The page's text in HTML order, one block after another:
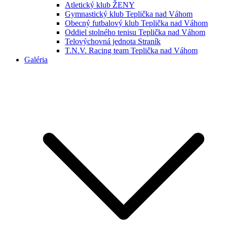
Atletický klub ŽENY
Gymnastický klub Teplička nad Váhom
Obecný futbalový klub Teplička nad Váhom
Oddiel stolného tenisu Teplička nad Váhom
Telovýchovná jednota Straník
T.N.V. Racing team Teplička nad Váhom
Galéria